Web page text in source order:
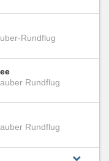
Rundflug
Rundflug
Rundflug